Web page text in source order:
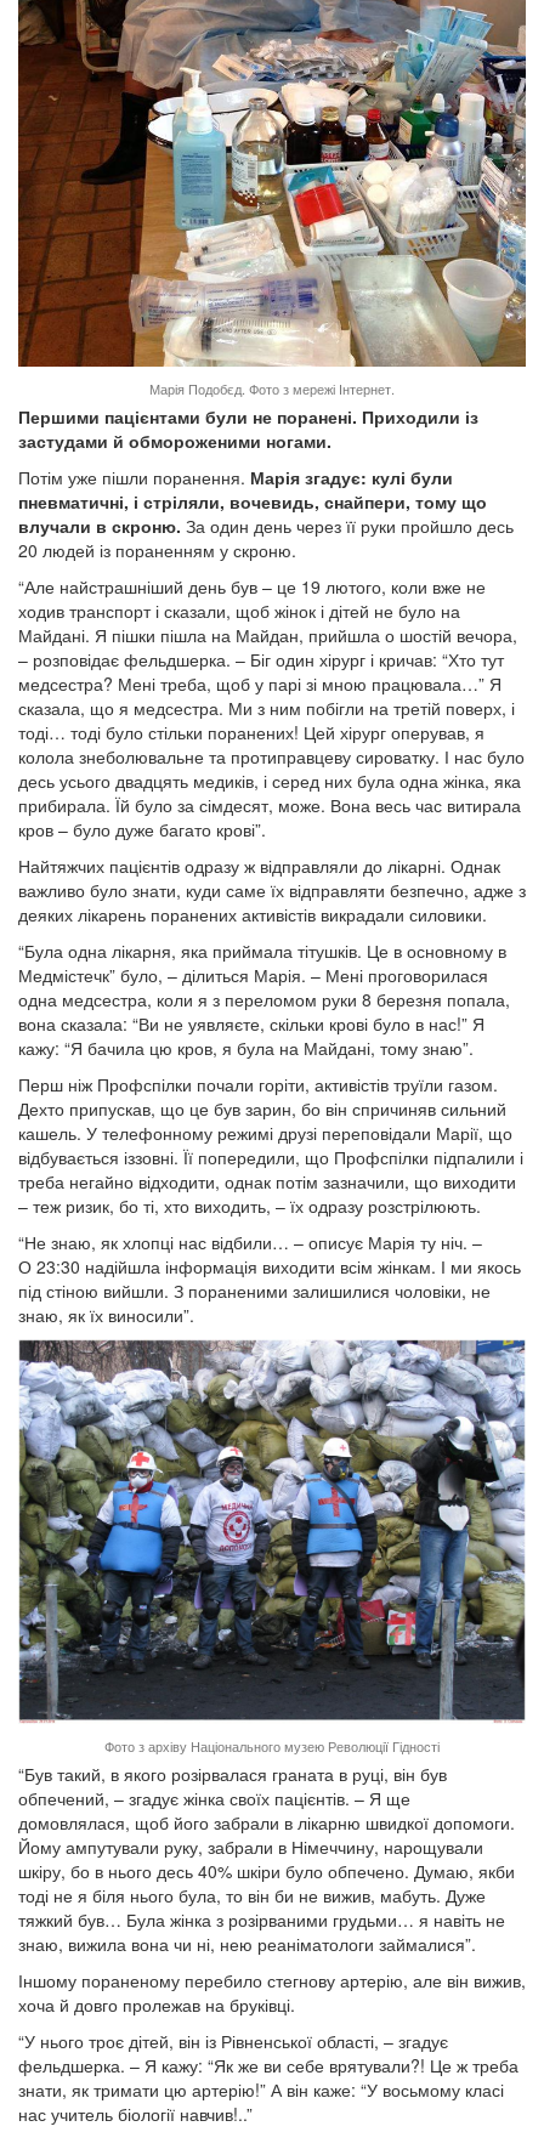
Марія Подобєд. Фото з мережі Інтернет.
Першими пацієнтами були не поранені. Приходили із
застудами й обмороженими ногами.
Потім уже пішли поранення. Марія згадує: кулі були
пневматичні, і стріляли, вочевидь, снайпери, тому що
влучали в скроню. За один день через її руки пройшло десь
20 людей із пораненням у скроню.
“Але найстрашніший день був – це 19 лютого, коли вже не
ходив транспорт і сказали, щоб жінок і дітей не було на
Майдані. Я пішки пішла на Майдан, прийшла о шостій вечора,
– розповідає фельдшерка. – Біг один хірург і кричав: “Хто тут
медсестра? Мені треба, щоб у парі зі мною працювала…” Я
сказала, що я медсестра. Ми з ним побігли на третій поверх, і
тоді… тоді було стільки поранених! Цей хірург оперував, я
колола знеболювальне та протиправцеву сироватку. І нас було
десь усього двадцять медиків, і серед них була одна жінка, яка
прибирала. Їй було за сімдесят, може. Вона весь час витирала
кров – було дуже багато крові”.
Найтяжчих пацієнтів одразу ж відправляли до лікарні. Однак
важливо було знати, куди саме їх відправляти безпечно, адже з
деяких лікарень поранених активістів викрадали силовики.
“Була одна лікарня, яка приймала тітушків. Це в основному в
Медмістечк” було, – ділиться Марія. – Мені проговорилася
одна медсестра, коли я з переломом руки 8 березня попала,
вона сказала: “Ви не уявляєте, скільки крові було в нас!” Я
кажу: “Я бачила цю кров, я була на Майдані, тому знаю”.
Перш ніж Профспілки почали горіти, активістів труїли газом.
Дехто припускав, що це був зарин, бо він спричиняв сильний
кашель. У телефонному режимі друзі переповідали Марії, що
відбувається іззовні. Її попередили, що Профспілки підпалили і
треба негайно відходити, однак потім зазначили, що виходити
– теж ризик, бо ті, хто виходить, – їх одразу розстрілюють.
“Не знаю, як хлопці нас відбили… – описує Марія ту ніч. –
О 23:30 надійшла інформація виходити всім жінкам. І ми якось
під стіною вийшли. З пораненими залишилися чоловіки, не
знаю, як їх виносили”.
Фото з архіву Національного музею Революції Гідності
“Був такий, в якого розірвалася граната в руці, він був
обпечений, – згадує жінка своїх пацієнтів. – Я ще
домовлялася, щоб його забрали в лікарню швидкої допомоги.
Йому ампутували руку, забрали в Німеччину, нарощували
шкіру, бо в нього десь 40% шкіри було обпечено. Думаю, якби
тоді не я біля нього була, то він би не вижив, мабуть. Дуже
тяжкий був… Була жінка з розірваними грудьми… я навіть не
знаю, вижила вона чи ні, нею реаніматологи займалися”.
Іншому пораненому перебило стегнову артерію, але він вижив,
хоча й довго пролежав на бруківці.
“У нього троє дітей, він із Рівненської області, – згадує
фельдшерка. – Я кажу: “Як же ви себе врятували?! Це ж треба
знати, як тримати цю артерію!” А він каже: “У восьмому класі
нас учитель біології навчив!..”